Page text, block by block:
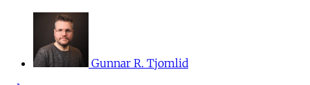
Gunnar R. Tjomlid